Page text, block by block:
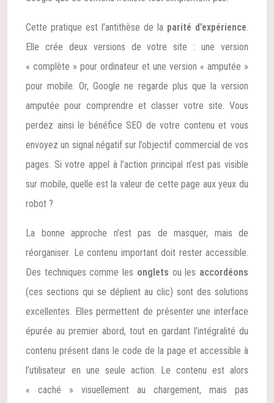
Cette pratique est l’antithèse de la parité d’expérience
Elle crée deux versions de votre site : une version
« complète » pour ordinateur et une version « amputée »
pour mobile. Or, Google ne regarde plus que la version
amputée pour comprendre et classer votre site. Vous
perdez ainsi le bénéfice SEO de votre contenu et vous
envoyez un signal négatif sur l’objectif commercial de vos
pages. Si votre appel à l’action principal n’est pas visible
sur mobile, quelle est la valeur de cette page aux yeux du
robot ?
La bonne approche n’est pas de masquer, mais de
réorganiser. Le contenu important doit rester accessible.
Des techniques comme les onglets ou les accordéons
(ces sections qui se déplient au clic) sont des solutions
excellentes. Elles permettent de présenter une interface
épurée au premier abord, tout en gardant l’intégralité du
contenu présent dans le code de la page et accessible à
l’utilisateur en une seule action. Le contenu est alors
« caché » visuellement au chargement, mais pas